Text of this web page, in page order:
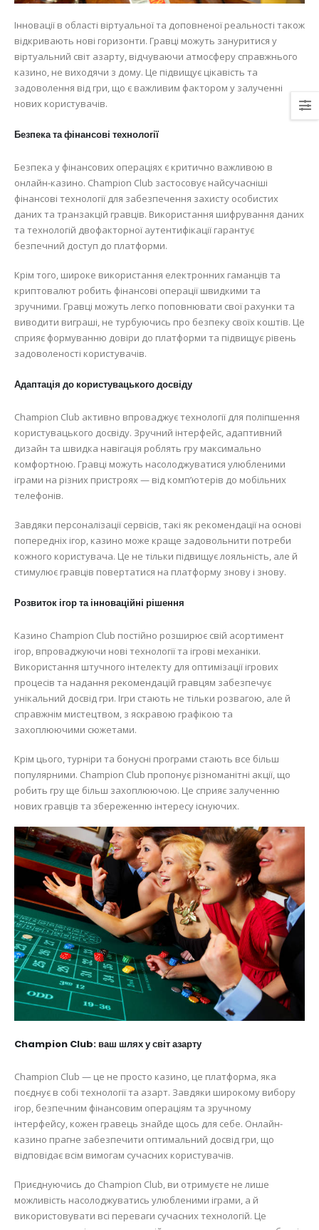
Інновації в області віртуальної та доповненої реальності також
відкривають нові горизонти. Гравці можуть зануритися у
віртуальний світ азарту, відчуваючи атмосферу справжнього
казино, не виходячи з дому. Це підвищує цікавість та
задоволення від гри, що є важливим фактором у залученні
нових користувачів.
Безпека та фінансові технології
Безпека у фінансових операціях є критично важливою в
онлайн-казино. Champion Club застосовує найсучасніші
фінансові технології для забезпечення захисту особистих
даних та транзакцій гравців. Використання шифрування даних
та технологій двофакторної аутентифікації гарантує
безпечний доступ до платформи.
Крім того, широке використання електронних гаманців та
криптовалют робить фінансові операції швидкими та
зручними. Гравці можуть легко поповнювати свої рахунки та
виводити виграші, не турбуючись про безпеку своїх коштів. Це
сприяє формуванню довіри до платформи та підвищує рівень
задоволеності користувачів.
Адаптація до користувацького досвіду
Champion Club активно впроваджує технології для поліпшення
користувацького досвіду. Зручний інтерфейс, адаптивний
дизайн та швидка навігація роблять гру максимально
комфортною. Гравці можуть насолоджуватися улюбленими
іграми на різних пристроях — від комп’ютерів до мобільних
телефонів.
Завдяки персоналізації сервісів, такі як рекомендації на основі
попередніх ігор, казино може краще задовольнити потреби
кожного користувача. Це не тільки підвищує лояльність, але й
стимулює гравців повертатися на платформу знову і знову.
Розвиток ігор та інноваційні рішення
Казино Champion Club постійно розширює свій асортимент
ігор, впроваджуючи нові технології та ігрові механіки.
Використання штучного інтелекту для оптимізації ігрових
процесів та надання рекомендацій гравцям забезпечує
унікальний досвід гри. Ігри стають не тільки розвагою, але й
справжнім мистецтвом, з яскравою графікою та
захоплюючими сюжетами.
Крім цього, турніри та бонусні програми стають все більш
популярними. Champion Club пропонує різноманітні акції, що
робить гру ще більш захоплюючою. Це сприяє залученню
нових гравців та збереженню інтересу існуючих.
Champion Club: ваш шлях у світ азарту
Champion Club — це не просто казино, це платформа, яка
поєднує в собі технології та азарт. Завдяки широкому вибору
ігор, безпечним фінансовим операціям та зручному
інтерфейсу, кожен гравець знайде щось для себе. Онлайн-
казино прагне забезпечити оптимальний досвід гри, що
відповідає всім вимогам сучасних користувачів.
Приєднуючись до Champion Club, ви отримуєте не лише
можливість насолоджуватись улюбленими іграми, а й
використовувати всі переваги сучасних технологій. Це